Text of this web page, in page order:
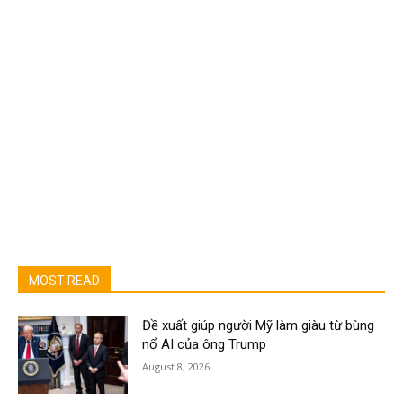
MOST READ
Đề xuất giúp người Mỹ làm giàu từ bùng
nổ AI của ông Trump
August 8, 2026